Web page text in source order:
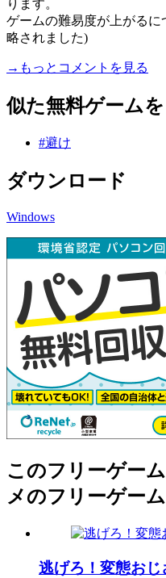
ります。
ゲームの難易度が上がる
略されました)
→もっとコメントを見る
似た無料ゲームを
#避け
ダウンロード
Windows
このフリーゲー
メのフリーゲーム
逃げろ！変態おじ